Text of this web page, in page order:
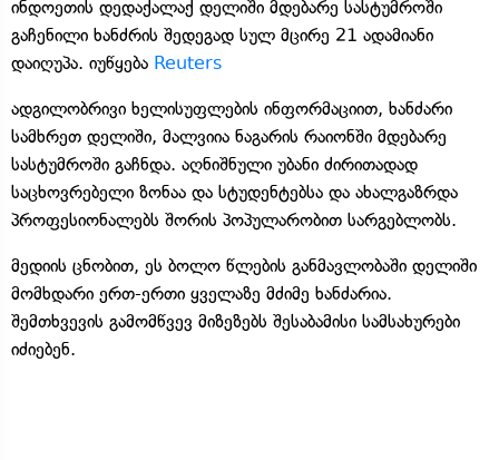
ინდოეთის დედაქალაქ დელიში მდებარე სასტუმროში
გაჩენილი ხანძრის შედეგად სულ მცირე 21 ადამიანი
დაიღუპა. იუწყება Reuters
ადგილობრივი ხელისუფლების ინფორმაციით, ხანძარი
სამხრეთ დელიში, მალვიია ნაგარის რაიონში მდებარე
სასტუმროში გაჩნდა. აღნიშნული უბანი ძირითადად
საცხოვრებელი ზონაა და სტუდენტებსა და ახალგაზრდა
პროფესიონალებს შორის პოპულარობით სარგებლობს.
მედიის ცნობით, ეს ბოლო წლების განმავლობაში დელიში
მომხდარი ერთ-ერთი ყველაზე მძიმე ხანძარია.
შემთხვევის გამომწვევ მიზეზებს შესაბამისი სამსახურები
იძიებენ.